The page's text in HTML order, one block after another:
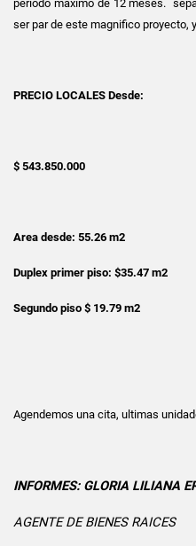
periodo maximo de 12 meses.
ser par de este magnifico proyecto,
PRECIO LOCALES Desde:
$ 543.850.000
Area desde: 55.26 m2
Duplex primer piso: $35.47 m2
Segundo piso $ 19.79 m2
Agendemos una cita, ultimas
INFORMES: GLORIA LILIANA
AGENTE DE BIENES RAICES